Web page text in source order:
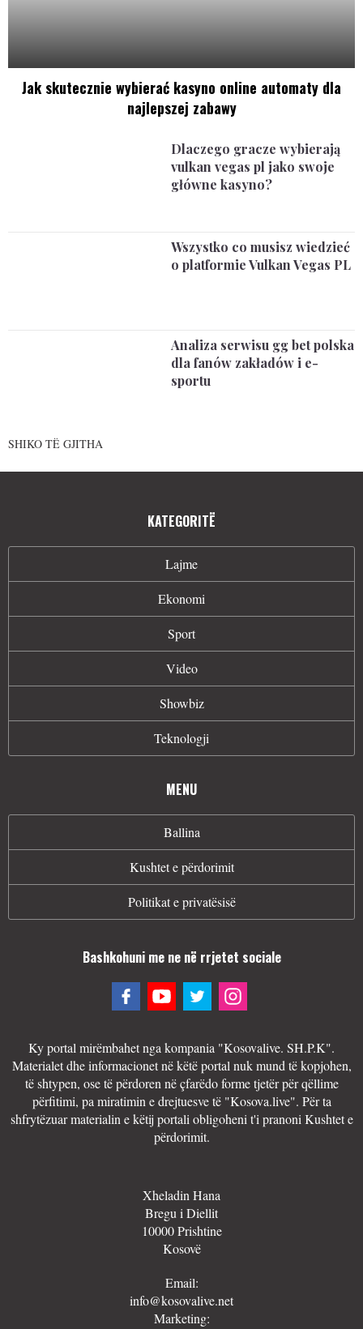
Jak skutecznie wybierać kasyno online automaty dla
najlepszej zabawy
Dlaczego gracze wybierają
vulkan vegas pl jako swoje
główne kasyno?
Wszystko co musisz wiedzieć
o platformie Vulkan Vegas PL
Analiza serwisu gg bet polska
dla fanów zakładów i e-
sportu
SHIKO TË GJITHA
KATEGORITË
Lajme
Ekonomi
Sport
Video
Showbiz
Teknologji
MENU
Ballina
Kushtet e përdorimit
Politikat e privatësisë
Bashkohuni me ne në rrjetet sociale
Ky portal mirëmbahet nga kompania "Kosovalive. SH.P.K".
Materialet dhe informacionet në këtë portal nuk mund të kopjohen,
të shtypen, ose të përdoren në çfarëdo forme tjetër për qëllime
përfitimi, pa miratimin e drejtuesve të "Kosova.live". Për ta
shfrytëzuar materialin e këtij portali obligoheni t'i pranoni Kushtet e
përdorimit.
Xheladin Hana
Bregu i Diellit
10000 Prishtine
Kosovë
Email:
info@kosovalive.net
Marketing: